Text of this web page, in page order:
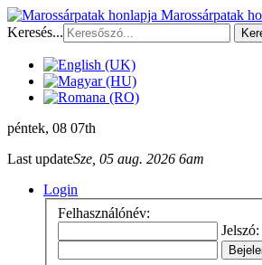
Marossárpatak
Keresés...
péntek, 08 07th
Last updateSze, 05 aug. 2026 6am
Login
Felhasználónév:
Jelszó: